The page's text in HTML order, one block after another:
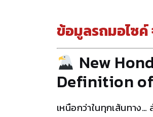
ข้อมูลรถมอไซค์
New
Definition of
เหนือกว่าในทุกเส้นทาง…